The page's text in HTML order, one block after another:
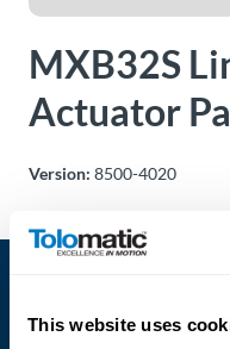
This website uses
MXB32S
Actuator
Version: 8500-4020
Tolomatic
Kontakt
zu einem